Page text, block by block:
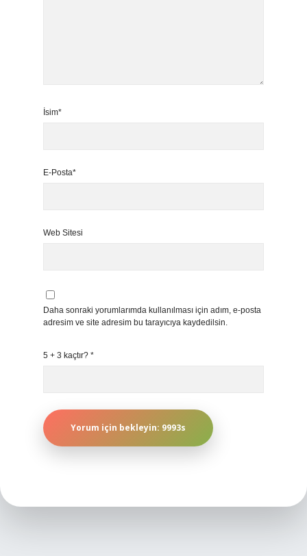
İsim*
E-Posta*
Web Sitesi
Daha sonraki yorumlarımda kullanılması için adım, e-posta
adresim ve site adresim bu tarayıcıya kaydedilsin.
5 + 3 kaçtır? *